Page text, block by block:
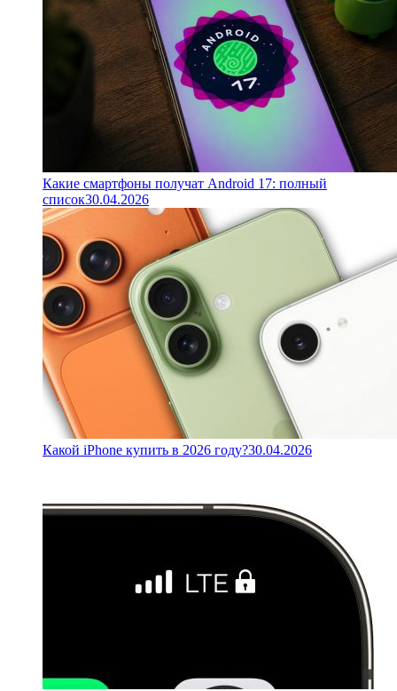
Какие смартфоны получат Android 17: полный
список30.04.2026
Какой iPhone купить в 2026 году?30.04.2026